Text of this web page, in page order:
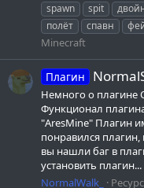
spawn
spit
полёт
спавн
Minecraft
Плагин
Немного о плагине
Функционал
"AresMine" Плагин
понравился
вы нашли баг в
установить плагин...
NormalWalk_
Ресурс